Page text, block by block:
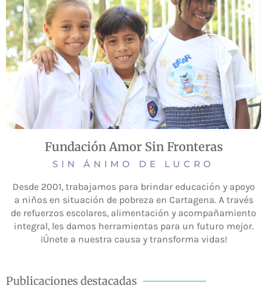
Fundación Amor Sin Fronteras
SIN ÁNIMO DE LUCRO
Desde 2001, trabajamos para brindar educación y apoyo
a niños en situación de pobreza en Cartagena. A través
de refuerzos escolares, alimentación y acompañamiento
integral, les damos herramientas para un futuro mejor.
¡Únete a nuestra causa y transforma vidas!
Publicaciones destacadas